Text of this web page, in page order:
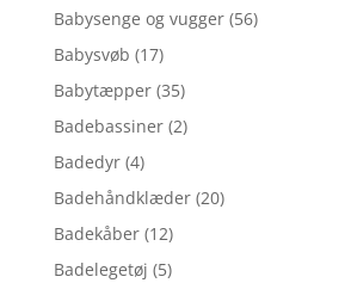
Babysenge og vugger (56)
Babysvøb (17)
Babytæpper (35)
Badebassiner (2)
Badedyr (4)
Badehåndklæder (20)
Badekåber (12)
Badelegetøj (5)